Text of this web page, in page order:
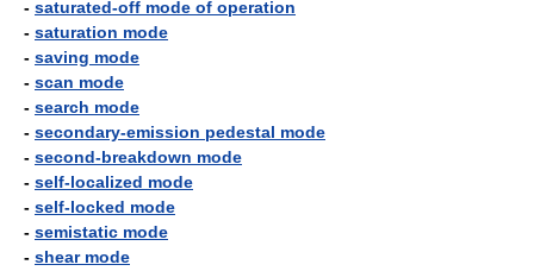
- saturated-off mode of operation
- saturation mode
- saving mode
- scan mode
- search mode
- secondary-emission pedestal mode
- second-breakdown mode
- self-localized mode
- self-locked mode
- semistatic mode
- shear mode